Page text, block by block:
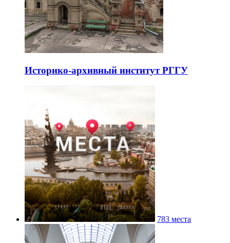
Историко-архивный институт РГГУ
783 места